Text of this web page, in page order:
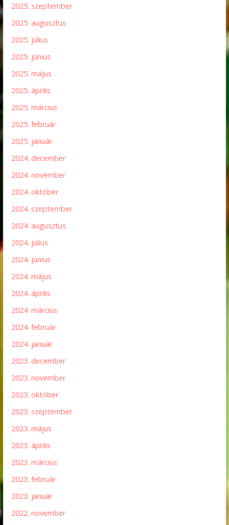
2025. szeptember
2025. augusztus
2025. július
2025. június
2025. május
2025. április
2025. március
2025. február
2025. január
2024. december
2024. november
2024. október
2024. szeptember
2024. augusztus
2024. július
2024. június
2024. május
2024. április
2024. március
2024. február
2024. január
2023. december
2023. november
2023. október
2023. szeptember
2023. május
2023. április
2023. március
2023. február
2023. január
2022. november